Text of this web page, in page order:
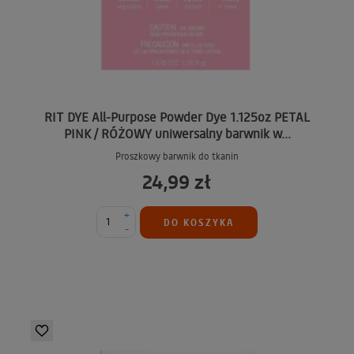
RIT DYE All-Purpose Powder Dye 1.125oz PETAL
PINK / RÓŻOWY uniwersalny barwnik w...
Proszkowy barwnik do tkanin
24,99 zł
-
+
DO KOSZYKA